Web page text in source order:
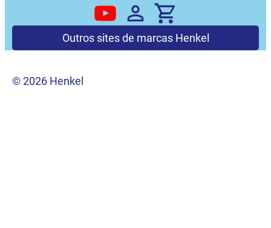
Outros sites de marcas Henkel
© 2026 Henkel